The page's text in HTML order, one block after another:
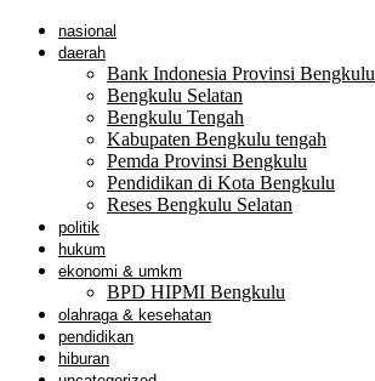
nasional
daerah
Bank Indonesia Provinsi Bengkulu
Bengkulu Selatan
Bengkulu Tengah
Kabupaten Bengkulu tengah
Pemda Provinsi Bengkulu
Pendidikan di Kota Bengkulu
Reses Bengkulu Selatan
politik
hukum
ekonomi & umkm
BPD HIPMI Bengkulu
olahraga & kesehatan
pendidikan
hiburan